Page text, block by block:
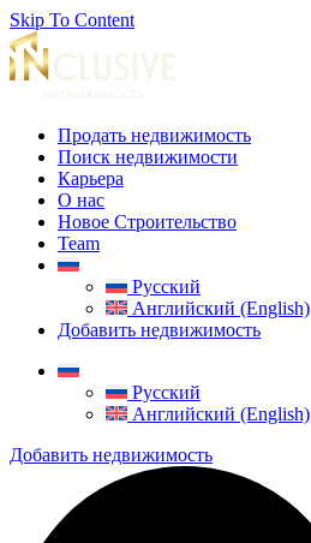
Skip To Content
Продать недвижимость
Поиск недвижимости
Карьера
О нас
Новое Строительство
Team
Русский
Английский (English)
Добавить недвижимость
Русский
Английский (English)
Добавить недвижимость